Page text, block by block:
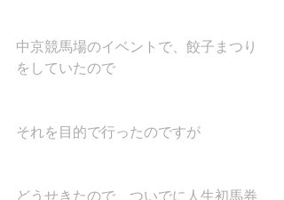
中京競馬場のイベントで、餃子まつり
をしていたので
それを目的で行ったのですが
どうせきたので、ついでに人生初馬券